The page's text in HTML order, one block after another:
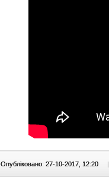
Опубліковано: 27-10-2017, 12:20 |